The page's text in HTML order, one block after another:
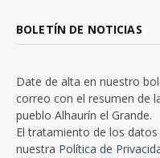
BOLETÍN DE NOTICIAS
Date de alta en nuestro
correo con el resumen de
pueblo Alhaurín el Grande.
El tratamiento de los
nuestra Política de